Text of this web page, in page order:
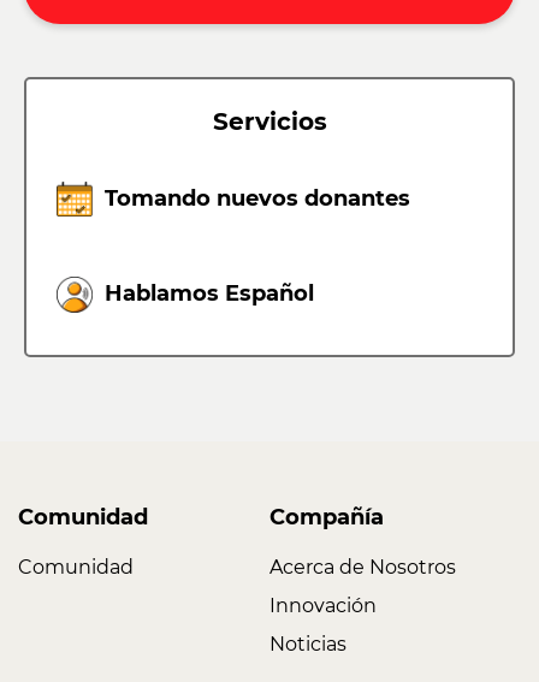
Servicios
Tomando nuevos donantes
Hablamos Español
Comunidad
Comunidad
Compañía
Acerca de Nosotros
Innovación
Noticias